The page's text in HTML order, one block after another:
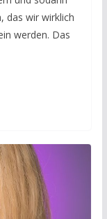
das wir wirklich
werden. Das